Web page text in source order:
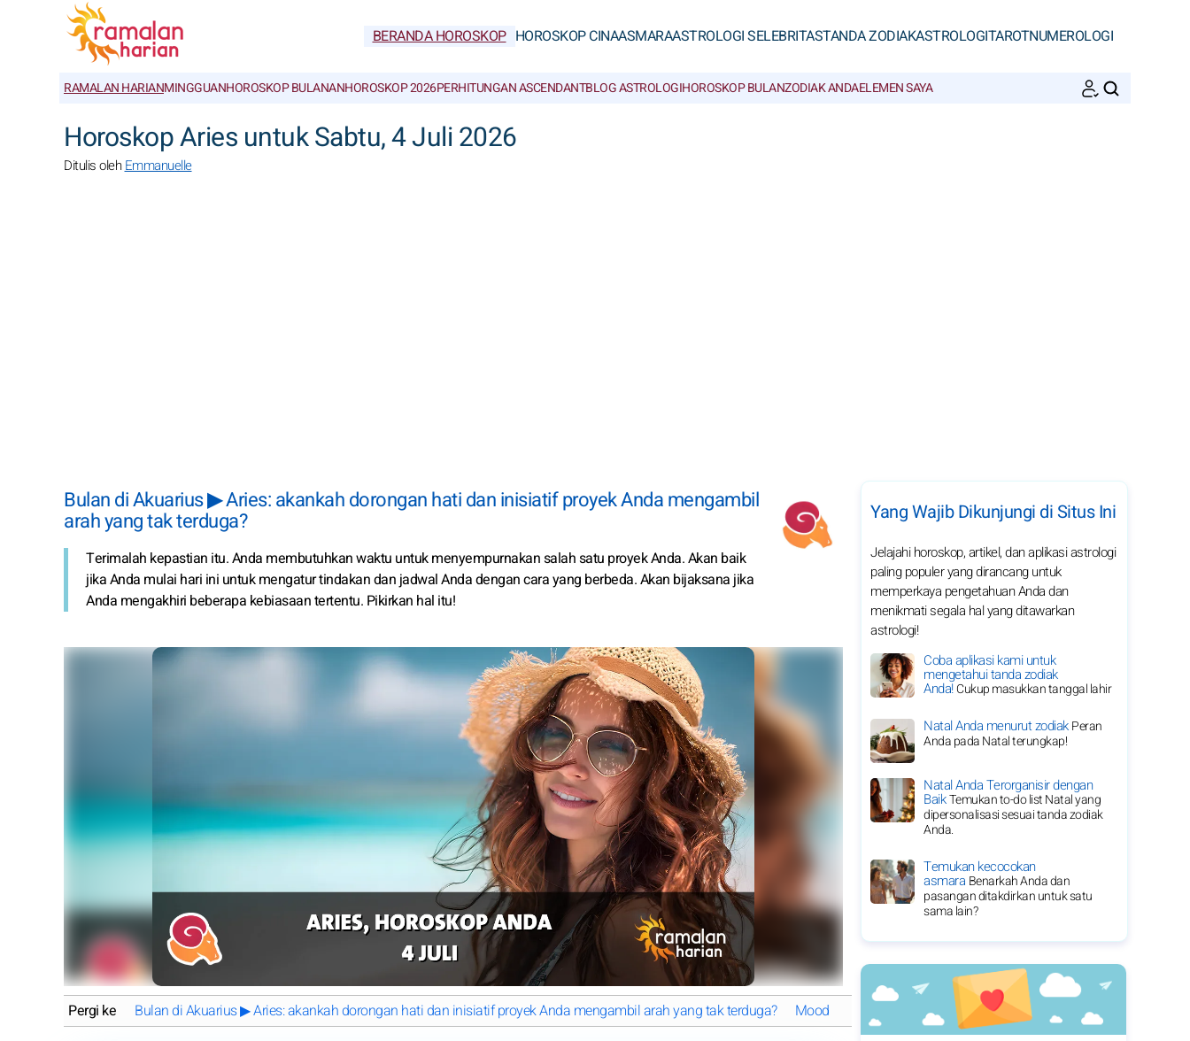
BERANDA HOROSKOP HOROSKOP CINAASMARAASTROLOGI SELEBRITASTANDA ZODIAKASTROLOGITAROTNUMEROLOGI
RAMALAN HARIANMINGGUANHOROSKOP BULANANHOROSKOP 2026PERHITUNGAN ASCENDANTBLOG ASTROLOGIHOROSKOP BULANZODIAK ANDAELEMEN SAYA
Horoskop Aries untuk Sabtu, 4 Juli 2026
Ditulis olehEmmanuelle
Bulan di Akuarius ▶ Aries: akankah dorongan hati dan inisiatif proyek Anda mengambil
arah yang tak terduga?
Terimalah kepastian itu. Anda membutuhkan waktu untuk menyempurnakan salah satu proyek Anda. Akan baik
jika Anda mulai hari ini untuk mengatur tindakan dan jadwal Anda dengan cara yang berbeda. Akan bijaksana jika
Anda mengakhiri beberapa kebiasaan tertentu. Pikirkan hal itu!
Pergi ke Bulan di Akuarius ▶ Aries: akankah dorongan hati dan inisiatif proyek Anda mengambil arah yang tak terduga? Mood Keuangan Pekerjaan Hiburan
Yang Wajib Dikunjungi di Situs Ini
Jelajahi horoskop, artikel, dan aplikasi astrologi
paling populer yang dirancang untuk
memperkaya pengetahuan Anda dan
menikmati segala hal yang ditawarkan
astrologi!
Coba aplikasi kami untuk
mengetahui tanda zodiak
Anda!Cukup masukkan tanggal lahir
Natal Anda menurut zodiakPeran
Anda pada Natal terungkap!
Natal Anda Terorganisir dengan
BaikTemukan to-do list Natal yang
dipersonalisasi sesuai tanda zodiak
Anda.
Temukan kecocokan
asmara Benarkah Anda dan
pasangan ditakdirkan untuk satu
sama lain?